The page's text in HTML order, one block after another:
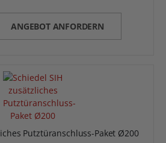
ANGEBOT ANFORDERN
Putztüranschluss-Paket Ø200